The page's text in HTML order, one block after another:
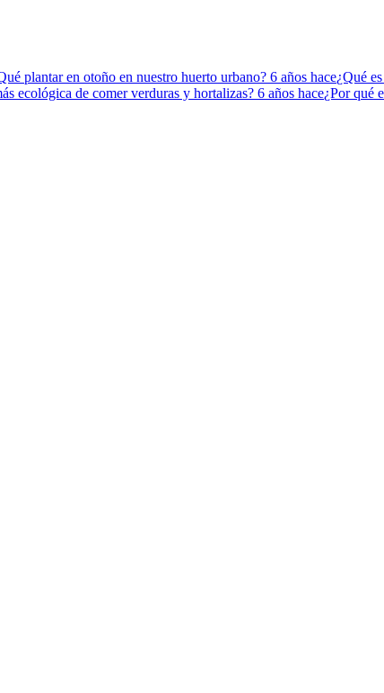
plantar en otoño en nuestro huerto urbano? 6 años hace¿Qué
ecológica de comer verduras y hortalizas? 6 años hace¿Por qué